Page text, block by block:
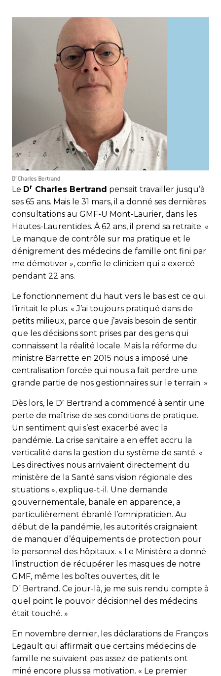
Le Dr Charles Bertrand pensait travailler jusqu’à
ses 65 ans. Mais le 31 mars, il a donné ses dernières
consultations au GMF-U Mont-Laurier, dans les
Hautes-Laurentides. À 62 ans, il prend sa retraite. «
Le manque de contrôle sur ma pratique et le
dénigrement des médecins de famille ont fini par
me démotiver », confie le clinicien qui a exercé
pendant 22 ans.
Le fonctionnement du haut vers le bas est ce qui
l’irritait le plus. « J’ai toujours pratiqué dans de
petits milieux, parce que j’avais besoin de sentir
que les décisions sont prises par des gens qui
connaissent la réalité locale. Mais la réforme du
ministre Barrette en 2015 nous a imposé une
centralisation forcée qui nous a fait perdre une
grande partie de nos gestionnaires sur le terrain. »
Dès lors, le Dr Bertrand a commencé à sentir une
perte de maîtrise de ses conditions de pratique.
Un sentiment qui s’est exacerbé avec la
pandémie. La crise sanitaire a en effet accru la
verticalité dans la gestion du système de santé. «
Les directives nous arrivaient directement du
ministère de la Santé sans vision régionale des
situations », explique-t-il. Une demande
gouvernementale, banale en apparence, a
particulièrement ébranlé l’omnipraticien. Au
début de la pandémie, les autorités craignaient
de manquer d’équipements de protection pour
le personnel des hôpitaux. « Le Ministère a donné
l’instruction de récupérer les masques de notre
GMF, même les boîtes ouvertes, dit le
Dr Bertrand. Ce jour-là, je me suis rendu compte à
quel point le pouvoir décisionnel des médecins
était touché. »
En novembre dernier, les déclarations de François
Legault qui affirmait que certains médecins de
famille ne suivaient pas assez de patients ont
miné encore plus sa motivation. « Le premier